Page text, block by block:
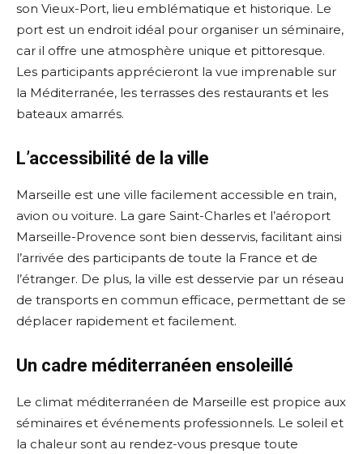
son Vieux-Port, lieu emblématique et historique. Le
port est un endroit idéal pour organiser un séminaire,
car il offre une atmosphère unique et pittoresque.
Les participants apprécieront la vue imprenable sur
la Méditerranée, les terrasses des restaurants et les
bateaux amarrés.
L’accessibilité de la ville
Marseille est une ville facilement accessible en train,
avion ou voiture. La gare Saint-Charles et l’aéroport
Marseille-Provence sont bien desservis, facilitant ainsi
l’arrivée des participants de toute la France et de
l’étranger. De plus, la ville est desservie par un réseau
de transports en commun efficace, permettant de se
déplacer rapidement et facilement.
Un cadre méditerranéen ensoleillé
Le climat méditerranéen de Marseille est propice aux
séminaires et événements professionnels. Le soleil et
la chaleur sont au rendez-vous presque toute